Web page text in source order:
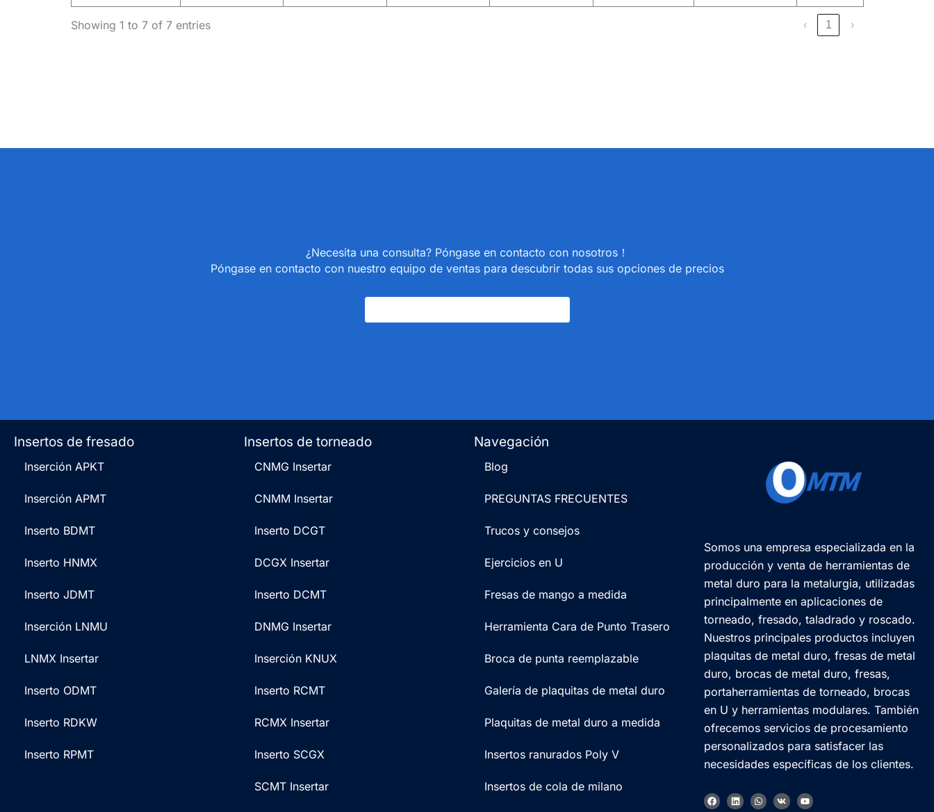
Showing 1 to 7 of 7 entries ‹ 1 ›
¿Necesita una consulta? Póngase en contacto con nosotros！
Póngase en contacto con nuestro equipo de ventas para descubrir todas sus opciones de precios
Somos una empresa especializada en la
producción y venta de herramientas de
metal duro para la metalurgia, utilizadas
principalmente en aplicaciones de
torneado, fresado, taladrado y roscado.
Nuestros principales productos incluyen
plaquitas de metal duro, fresas de metal
duro, brocas de metal duro, fresas,
portaherramientas de torneado, brocas
en U y herramientas modulares. También
ofrecemos servicios de procesamiento
personalizados para satisfacer las
necesidades específicas de los clientes.
F
a
L
i
W
h
V
k
Y
o
Navegación
Blog
PREGUNTAS FRECUENTES
Trucos y consejos
Ejercicios en U
Fresas de mango a medida
Herramienta Cara de Punto Trasero
Broca de punta reemplazable
Galería de plaquitas de metal duro
Plaquitas de metal duro a medida
Insertos ranurados Poly V
Insertos de cola de milano
Insertos de torneado
CNMG Insertar
CNMM Insertar
Inserto DCGT
DCGX Insertar
Inserto DCMT
DNMG Insertar
Inserción KNUX
Inserto RCMT
RCMX Insertar
Inserto SCGX
SCMT Insertar
Insertos de fresado
Inserción APKT
Inserción APMT
Inserto BDMT
Inserto HNMX
Inserto JDMT
Inserción LNMU
LNMX Insertar
Inserto ODMT
Inserto RDKW
Inserto RPMT